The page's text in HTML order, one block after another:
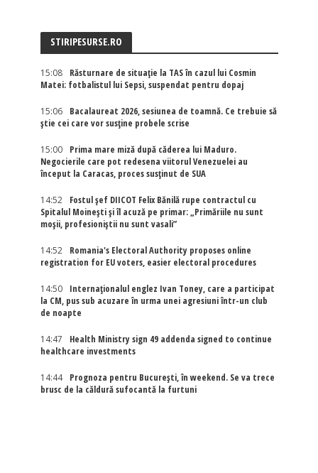
STIRIPESURSE.RO
15:08
Răsturnare de situație la TAS în cazul lui Cosmin
Matei: fotbalistul lui Sepsi, suspendat pentru dopaj
15:06
Bacalaureat 2026, sesiunea de toamnă. Ce trebuie să
știe cei care vor susține probele scrise
15:00
Prima mare miză după căderea lui Maduro.
Negocierile care pot redesena viitorul Venezuelei au
început la Caracas, proces susținut de SUA
14:52
Fostul șef DIICOT Felix Bănilă rupe contractul cu
Spitalul Moinești și îl acuză pe primar: „Primăriile nu sunt
moșii, profesioniștii nu sunt vasali”
14:52
Romania's Electoral Authority proposes online
registration for EU voters, easier electoral procedures
14:50
Internaţionalul englez Ivan Toney, care a participat
la CM, pus sub acuzare în urma unei agresiuni într-un club
de noapte
14:47
Health Ministry sign 49 addenda signed to continue
healthcare investments
14:44
Prognoza pentru București, în weekend. Se va trece
brusc de la căldură sufocantă la furtuni